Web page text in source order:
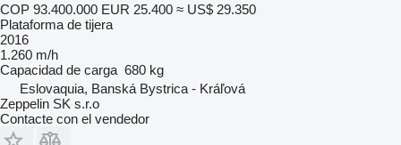
COP 93.400.000 EUR 25.400 ≈ US$ 29.350
Plataforma de tijera
2016
1.260 m/h
Capacidad de carga 680 kg
Eslovaquia, Banská Bystrica - Kráľová
Zeppelin SK s.r.o
Contacte con el vendedor